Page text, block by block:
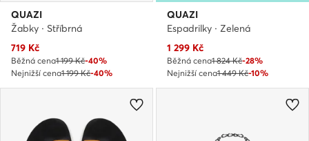
QUAZI
Žabky · Stříbrná
Aktuální cena
719 Kč
Běžná cena1 199 Kč-40%
Nejnižší cena1 199 Kč-40%
QUAZI
Espadrilky · Zelená
Aktuální cena
1 299 Kč
Běžná cena1 824 Kč-28%
Nejnižší cena1 449 Kč-10%